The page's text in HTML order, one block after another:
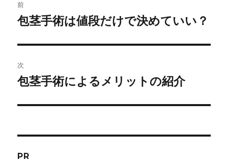
稿
ビ
ゲ
ー
前
前
投
稿:
包茎手術は値段だけで決めていい？
次
次
投
包茎手術によるメリットの紹介
PR